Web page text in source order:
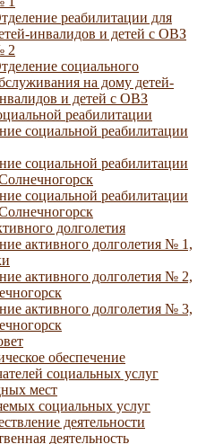
реабилитации для
инвалидов и детей с ОВЗ
2
социального
на дому детей-
и детей с ОВЗ
реабилитации
социальной реабилитации
социальной реабилитации
социальной реабилитации
долголетия
активного долголетия № 1,
активного долголетия № 2,
активного долголетия № 3,
обеспечение
социальных услуг
мест
социальных услуг
деятельности
деятельность